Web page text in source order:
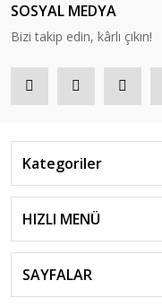
SOSYAL MEDYA
Bizi takip edin, kârlı çıkın!
Kategoriler
HIZLI MENÜ
SAYFALAR